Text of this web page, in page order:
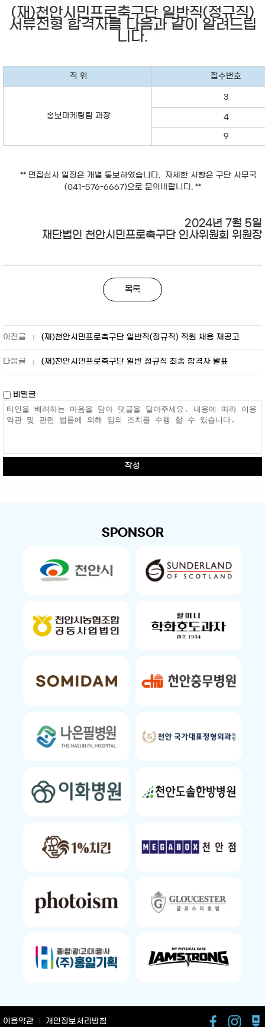
(재)천안시민프로축구단 일반직(정규직)
서류전형 합격자를 다음과 같이 알려드립
니다.
직 위 접수번호
홍보마케팅팀 과장
3
4
9
** 면접심사 일정은 개별 통보하였습니다. 자세한 사항은 구단 사무국
(041-576-6667)으로 문의바랍니다. **
2024년 7월 5일
재단법인 천안시민프로축구단 인사위원회 위원장
목록
(재)천안시민프로축구단 일반직(정규직) 직원 채용 재공고
(재)천안시민프로축구단 일반 정규직 최종 합격자 발표
비밀글
작성
SPONSOR
이용약관 개인정보처리방침